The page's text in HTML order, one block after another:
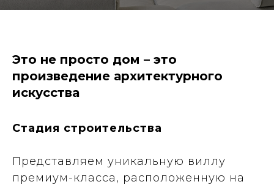
Это не просто дом – это
произведение архитектурного
искусства
Стадия строительства
Представляем уникальную виллу
премиум-класса, расположенную на